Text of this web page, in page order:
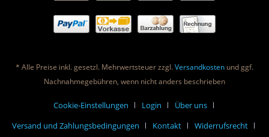
* Alle Preise inkl. gesetzl. Mehrwertsteuer zzgl.Versandkosten und ggf.
Nachnahmegebühren, wenn nicht anders beschrieben
Cookie-Einstellungen Login
Über uns
Versand und Zahlungsbedingungen
Kontakt
Widerrufsrecht